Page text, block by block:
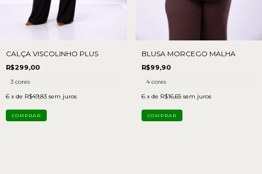
CALÇA VISCOLINHO PLUS
R$299,00
3 cores
6 x de R$49,83 sem juros
COMPRAR
BLUSA MORCEGO MALHA
R$99,90
4 cores
6 x de R$16,65 sem juros
COMPRAR